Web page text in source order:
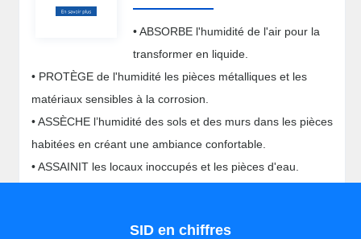
• ABSORBE l'humidité de l'air pour la
transformer en liquide.
• PROTÈGE de l'humidité les pièces métalliques et les
matériaux sensibles à la corrosion.
• ASSÈCHE l’humidité des sols et des murs dans les pièces
habitées en créant une ambiance confortable.
• ASSAINIT les locaux inoccupés et les pièces d'eau.
SID en chiffres